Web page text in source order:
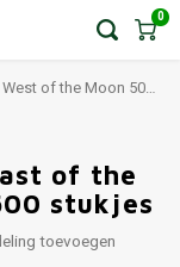
0
the Moon 500 stukjes
of the
stukjes
toevoegen